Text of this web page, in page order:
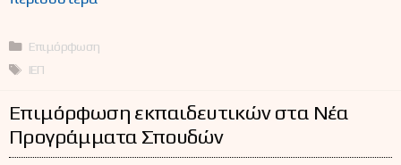
Κατηγορίες
Επιμόρφωση
Ετικέτες
ΙΕΠ
Επιμόρφωση εκπαιδευτικών στα Νέα
Προγράμματα Σπουδών